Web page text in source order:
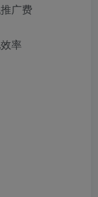
广费
率